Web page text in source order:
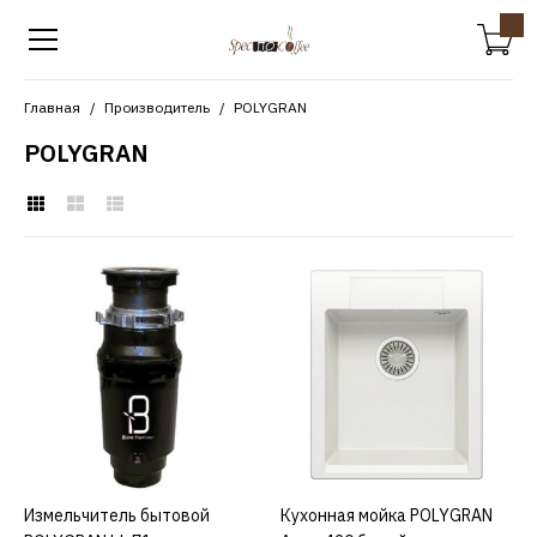
Главная Производитель POLYGRAN
POLYGRAN
POLYGRAN
POLYGRAN bh 71
КУПИТЬ
ДОБАВИТЬ К СРАВНЕНИЮ
КУПИТЬ
Измельчитель бытовой
КУПИТЬ
Кухонная мойка POLYGRAN